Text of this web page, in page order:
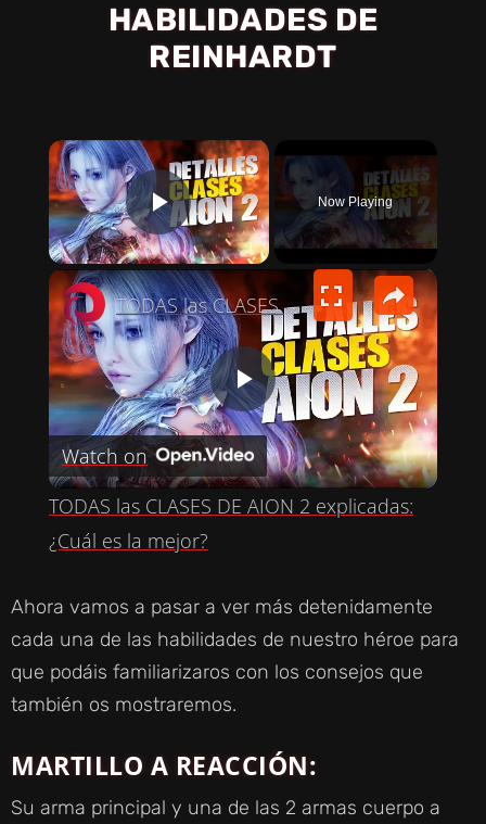
HABILIDADES DE
REINHARDT
×
PLAY VIDEO
Now Playing
×
P
L
Y
V
D
TODAS las CLASES DE AION 2 explicadas: ¿Cuál es la mejor?
Watch on
TODAS las CLASES DE AION 2 explicadas:
¿Cuál es la mejor?
Ahora vamos a pasar a ver más detenidamente
cada una de las habilidades de nuestro héroe para
que podáis familiarizaros con los consejos que
también os mostraremos.
MARTILLO A REACCIÓN:
Su arma principal y una de las 2 armas cuerpo a